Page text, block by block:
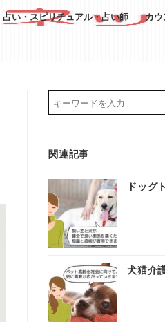
占い・スピリチュアル・占い師 カウ
関連記事
ドッグ
犬猫介